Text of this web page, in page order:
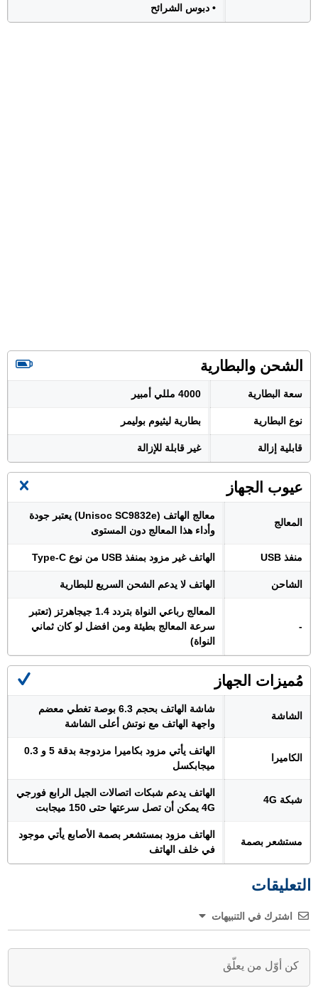
• دبوس الشرائح
الشحن والبطارية
سعة البطارية 4000 مللي أمبير
نوع البطارية بطارية ليثيوم بوليمر
قابلية إزالة غير قابلة للإزالة
عيوب الجهاز
المعالج
معالج الهاتف (Unisoc SC9832e) يعتبر جودة
وأداء هذا المعالج دون المستوى
منفذ USB الهاتف غير مزود بمنفذ USB من نوع Type-C
الشاحن الهاتف لا يدعم الشحن السريع للبطارية
-
المعالج رباعي النواة بتردد 1.4 جيجاهرتز (تعتبر
سرعة المعالج بطيئة ومن افضل لو كان ثماني
النواة)
مُميزات الجهاز
الشاشة
شاشة الهاتف بحجم 6.3 بوصة تغطي معضم
واجهة الهاتف مع نوتش أعلى الشاشة
الكاميرا
الهاتف يأتي مزود بكاميرا مزدوجة بدقة 5 و 0.3
ميجابكسل
شبكة 4G
الهاتف يدعم شبكات اتصالات الجيل الرابع فورجي
4G يمكن أن تصل سرعتها حتى 150 ميجابت
مستشعر بصمة
الهاتف مزود بمستشعر بصمة الأصابع يأتي موجود
في خلف الهاتف
التعليقات
اشترك في التنبيهات